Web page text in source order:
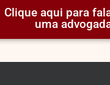
Clique aqui para
uma